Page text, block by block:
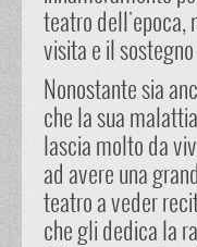
teatro dell'epoca,
visita e il
Nonostante sia
che la sua
lascia molto da
ad avere una
teatro a veder
che gli dedica la